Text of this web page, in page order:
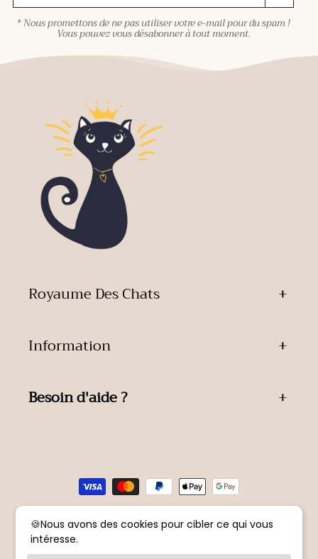
* Nous promettons de ne pas utiliser votre e-mail pour du spam !
Vous pouvez vous désabonner à tout moment.
Royaume Des Chats
Information
Besoin d'aide ?
de
© 2026,Royaume Des Chats Politique de remboursement
🍪Nous avons des cookies pour cibler ce qui vous
intéresse.